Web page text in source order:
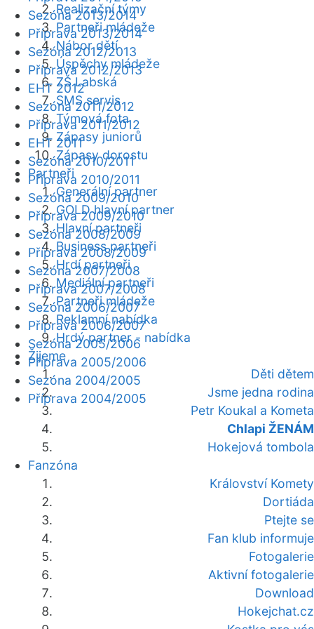
Realizační týmy
Partneři mládeže
Nábor dětí
Úspěchy mládeže
ZŠ Labská
SMS servis
Týmová fota
Zápasy juniorů
Zápasy dorostu
Partneři
Generální partner
GOLD hlavní partner
Hlavní partneři
Business partneři
Hrdí partneři
Mediální partneři
Partneři mládeže
Reklamní nabídka
Hrdý partner - nabídka
Žijeme
Děti dětem
Jsme jedna rodina
Petr Koukal a Kometa
Chlapi ŽENÁM
Hokejová tombola
Fanzóna
Království Komety
Dortiáda
Ptejte se
Fan klub informuje
Fotogalerie
Aktivní fotogalerie
Download
Hokejchat.cz
Sezóna 2013/2014
Příprava 2013/2014
Sezóna 2012/2013
Příprava 2012/2013
EHT 2012
Sezóna 2011/2012
Příprava 2011/2012
EHT 2011
Sezóna 2010/2011
Příprava 2010/2011
Sezóna 2009/2010
Příprava 2009/2010
Sezóna 2008/2009
Příprava 2008/2009
Sezóna 2007/2008
Příprava 2007/2008
Sezóna 2006/2007
Příprava 2006/2007
Sezóna 2005/2006
Příprava 2005/2006
Sezóna 2004/2005
Příprava 2004/2005